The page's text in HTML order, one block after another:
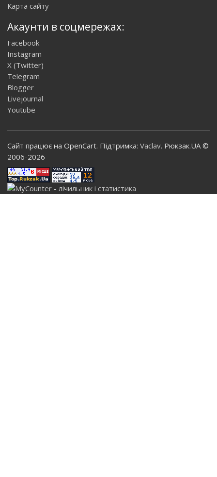
Карта сайту
Акаунти в соцмережах:
Facebook
Instagram
X (Twitter)
Telegram
Blogger
Livejournal
Youtube
Сайт працює на OpenCart. Підтримка: Vaclav. Рюкзак.UA ©
2006-2026